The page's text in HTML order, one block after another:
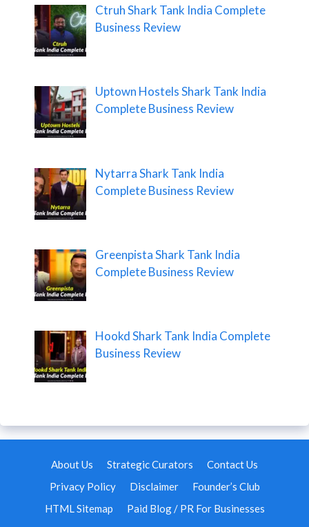
Ctruh Shark Tank India Complete
Business Review
Uptown Hostels Shark Tank India
Complete Business Review
Nytarra Shark Tank India
Complete Business Review
Greenpista Shark Tank India
Complete Business Review
Hookd Shark Tank India Complete
Business Review
About Us Strategic Curators
Contact Us
Privacy Policy
Disclaimer
Founder’s Club
HTML Sitemap
Paid Blog / PR For Businesses